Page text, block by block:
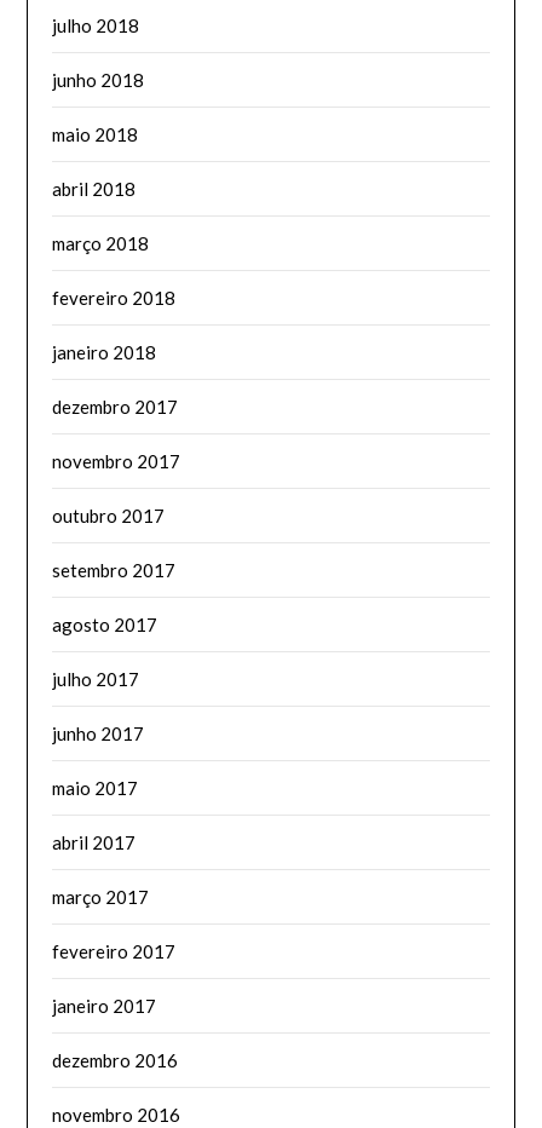
julho 2018
junho 2018
maio 2018
abril 2018
março 2018
fevereiro 2018
janeiro 2018
dezembro 2017
novembro 2017
outubro 2017
setembro 2017
agosto 2017
julho 2017
junho 2017
maio 2017
abril 2017
março 2017
fevereiro 2017
janeiro 2017
dezembro 2016
novembro 2016